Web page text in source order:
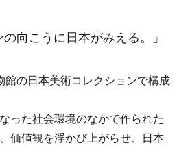
向こうに日本がみえる。」
館の日本美術コレクションで構成
った社会環境のなかで作られた
価値観を浮かび上がらせ、日本